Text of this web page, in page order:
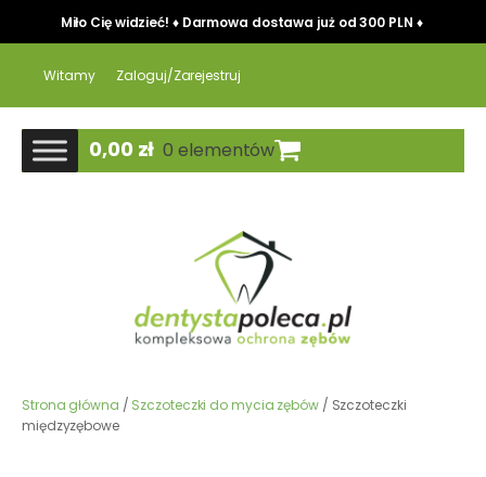
Miło Cię widzieć! ♦ Darmowa dostawa już od 300 PLN ♦
Witamy Zaloguj/Zarejestruj
0,00 zł 0 elementów
Strona główna / Szczoteczki do mycia zębów/ Szczoteczki
międzyzębowe